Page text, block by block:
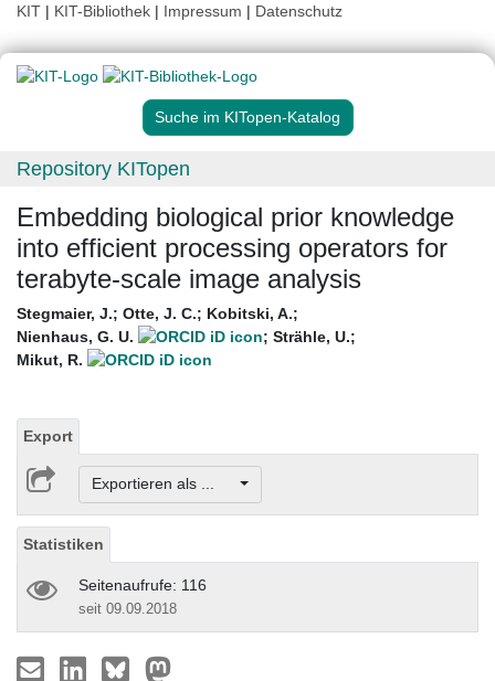
KIT | KIT-Bibliothek | Impressum | Datenschutz
Suche im KITopen-Katalog
Repository KITopen
Embedding biological prior knowledge
into efficient processing operators for
terabyte-scale image analysis
Stegmaier, J.; Otte, J. C.; Kobitski, A.;
Nienhaus, G. U.
; Strähle, U.;
Mikut, R.
Export
Exportieren als ...
Statistiken
Seitenaufrufe: 116
seit 09.09.2018